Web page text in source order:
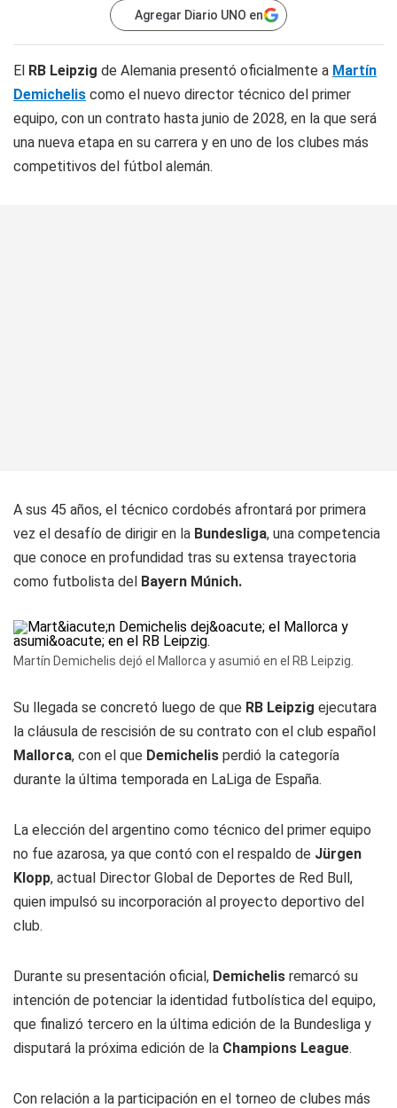
Agregar Diario UNO en
El RB Leipzig de Alemania presentó oficialmente a Martín
Demichelis como el nuevo director técnico del primer
equipo, con un contrato hasta junio de 2028, en la que será
una nueva etapa en su carrera y en uno de los clubes más
competitivos del fútbol alemán.
A sus 45 años, el técnico cordobés afrontará por primera
vez el desafío de dirigir en la Bundesliga, una competencia
que conoce en profundidad tras su extensa trayectoria
como futbolista del Bayern Múnich.
Martín Demichelis dejó el Mallorca y asumió en el RB Leipzig.
Su llegada se concretó luego de que RB Leipzig ejecutara
la cláusula de rescisión de su contrato con el club español
Mallorca, con el que Demichelis perdió la categoría
durante la última temporada en LaLiga de España.
La elección del argentino como técnico del primer equipo
no fue azarosa, ya que contó con el respaldo de Jürgen
Klopp, actual Director Global de Deportes de Red Bull,
quien impulsó su incorporación al proyecto deportivo del
club.
Durante su presentación oficial, Demichelis remarcó su
intención de potenciar la identidad futbolística del equipo,
que finalizó tercero en la última edición de la Bundesliga y
disputará la próxima edición de la Champions League.
Con relación a la participación en el torneo de clubes más